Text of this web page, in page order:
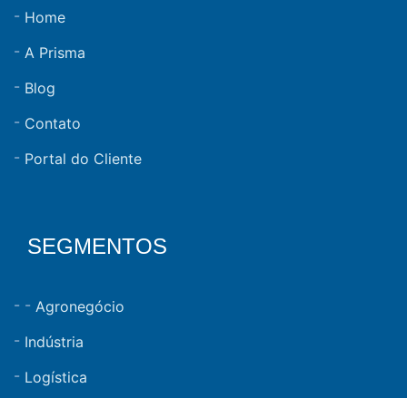
Home
A Prisma
Blog
Contato
Portal do Cliente
SEGMENTOS
Agronegócio
Indústria
Logística